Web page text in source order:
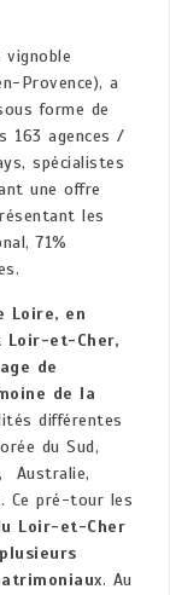
Provence), a
forme de
163 agences /
spécialistes
une offre
les
71%
Loire, en
Loir-et-Cher,
de
de la
différentes
du Sud,
Australie,
Ce pré-tour les
Loir-et-Cher
x. Au